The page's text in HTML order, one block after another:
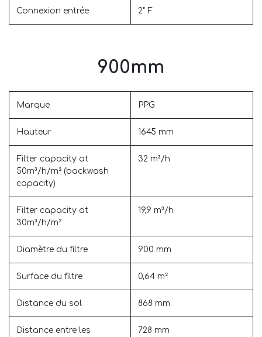
Connexion entrée 2" F
900mm
Marque PPG
Hauteur 1645 mm
Filter capacity at
50m³/h/m² (backwash
capacity)
32 m³/h
Filter capacity at
30m³/h/m²
19,9 m³/h
Diamètre du filtre 900 mm
Surface du filtre 0,64 m²
Distance du sol 868 mm
Distance entre les
728 mm